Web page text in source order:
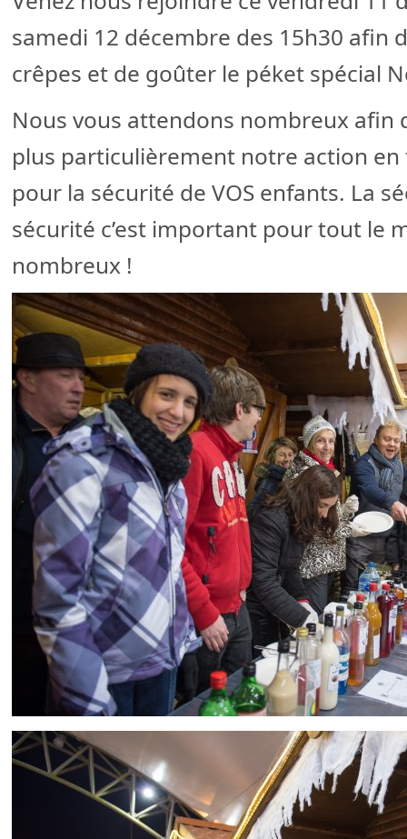
samedi 12 décembre des 15h30 afin
crêpes et de goûter le péket spécial
Nous vous attendons nombreux afin
plus particulièrement notre action en
pour la sécurité de VOS enfants. La
sécurité c’est important pour tout le
nombreux !